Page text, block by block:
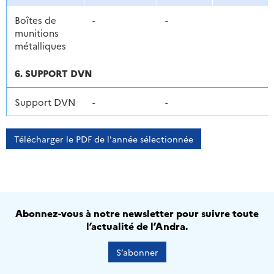
Boîtes de
munitions
métalliques
- -
6. SUPPORT DVN
Support DVN - -
Télécharger le PDF de l'année sélectionnée
Abonnez-vous à notre newsletter pour suivre toute
l’actualité de l’Andra.
S’abonner